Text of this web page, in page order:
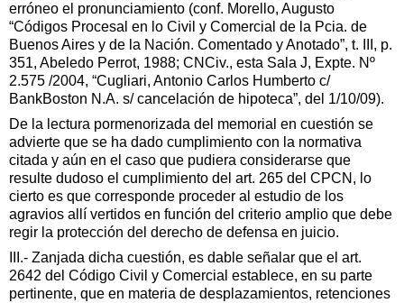
erróneo el pronunciamiento (conf. Morello, Augusto
“Códigos Procesal en lo Civil y Comercial de la Pcia. de
Buenos Aires y de la Nación. Comentado y Anotado”, t. III, p.
351, Abeledo Perrot, 1988; CNCiv., esta Sala J, Expte. Nº
2.575 /2004, “Cugliari, Antonio Carlos Humberto c/
BankBoston N.A. s/ cancelación de hipoteca”, del 1/10/09).
De la lectura pormenorizada del memorial en cuestión se
advierte que se ha dado cumplimiento con la normativa
citada y aún en el caso que pudiera considerarse que
resulte dudoso el cumplimiento del art. 265 del CPCN, lo
cierto es que corresponde proceder al estudio de los
agravios allí vertidos en función del criterio amplio que debe
regir la protección del derecho de defensa en juicio.
III.- Zanjada dicha cuestión, es dable señalar que el art.
2642 del Código Civil y Comercial establece, en su parte
pertinente, que en materia de desplazamientos, retenciones